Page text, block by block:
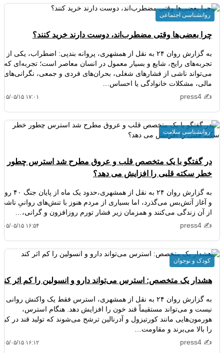
چرا بعضی‌ها وقتی مضطرب‌اند، دوست دارند خرید کنند؟
به گزارش روان ۲۴ به نقل از همشهری، پروانه بندپی: اضطراب، یکی از
تجربه‌های رایج، شایع و بسیار معمول در انسان معاصر است؛ تجربه‌ای که
می‌تواند ناشی از فشارهای شغلی، بحران‌های فردی و جمعی، نگرانی‌های
مالی، مشکلات خانوادگی یا احساس…
✍️ press4 ۱۴۰۵/۰۵/۱۵
روانشناسی اجتماعی
در گفتگو با یک متخصص قلب و عروق مطرح شد استرس چطور
خطر سکته قلبی را افزایش می دهد؟
به گزارش روان ۲۴ به نقل از همشهری،حدود یک ماه از
و آغاز آتش‌بس می‌گذرد، اما بسیاری از مردم هنوز با تنش‌های روانیِ ناشی
از آن زندگی می‌کنند و همزمان زیر فشار تورم روزافزون و گرانی،…
✍️ press4 ۱۴۰۵/۰۵/۱۵
روانشناسی سلامت
هشدار یک متخصص: استرس می‌تواند دارو و انسولین را کم‌ اثر کند
به گزارش روان ۲۴ به نقل از همشهری، استرس فقط یک واکنش روانی
نیست و می‌تواند مستقیماً قند خون را افزایش دهد. هنگام استرس،
هورمون‌هایی مانند کورتیزول و آدرنالین ترشح می‌شوند که تولید قند در کبد
را بالا می‌برند و مقاومت…
✍️ press4 ۱۴۰۵/۰۵/۱۵
کودک و نوجوان